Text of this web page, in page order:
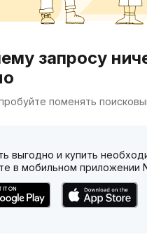
запросу
поменять
выгодно и купить
в мобильном приложении